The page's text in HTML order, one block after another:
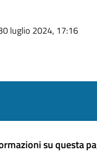
luglio 2024, 17:16
su questa